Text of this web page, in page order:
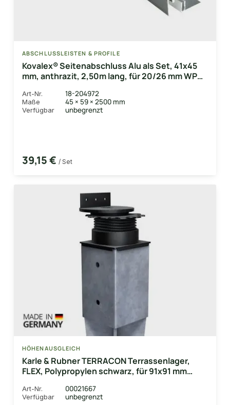
ABSCHLUSSLEISTEN & PROFILE
Kovalex® Seitenabschluss Alu als Set, 41x45
mm, anthrazit, 2,50m lang, für 20/26 mm WPC-
kompatibel mit 12x63 mm Alu-UK
Art-Nr. 18-204972
Maße 45 × 59 × 2500 mm
Verfügbar unbegrenzt
39,15 € / Set
HÖHENAUSGLEICH
Karle & Rubner TERRACON Terrassenlager,
FLEX, Polypropylen schwarz, für 91x91 mm
Art-Nr. 00021667
Verfügbar unbegrenzt